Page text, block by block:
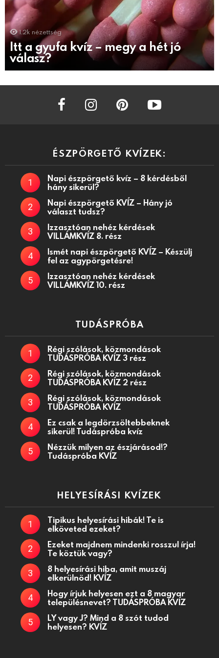
1.2k nézettség
Itt a gyufa kvíz – megy a hét jó
válasz?
facebook instagram
ÉSZPÖRGETŐ KVÍZEK:
Napi észpörgető kvíz – 8 kérdésből
hány sikerül?
Napi észpörgető KVÍZ – Hány jó
választ tudsz?
Izzasztóan nehéz kérdések
VILLÁMKVÍZ 8. rész
Ismét napi észpörgető KVÍZ – Készülj
fel az agypörgetésre!
Izzasztóan nehéz kérdések
VILLÁMKVÍZ 10. rész
TUDÁSPRÓBA
Régi szólások, közmondások
TUDÁSPRÓBA KVÍZ 3 rész
Régi szólások, közmondások
TUDÁSPRÓBA KVÍZ 2 rész
Régi szólások, közmondások
TUDÁSPRÓBA KVÍZ
Ez csak a legdörzsöltebbeknek
sikerül! Tudáspróba kvíz
Nézzük milyen az észjárásod!?
Tudáspróba KVÍZ
HELYESÍRÁSI KVÍZEK
Tipikus helyesírási hibák! Te is
elköveted ezeket?
Ezeket majdnem mindenki rosszul írja!
Te köztük vagy?
8 helyesírási hiba, amit muszáj
elkerülnöd! KVÍZ
Hogy írjuk helyesen ezt a 8 magyar
településnevet? TUDÁSPRÓBA KVÍZ
LY vagy J? Mind a 8 szót tudod
helyesen? KVÍZ